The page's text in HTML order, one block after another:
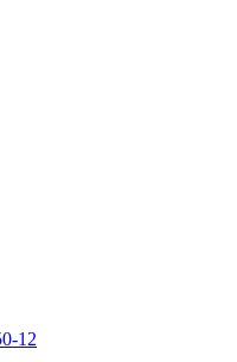
12